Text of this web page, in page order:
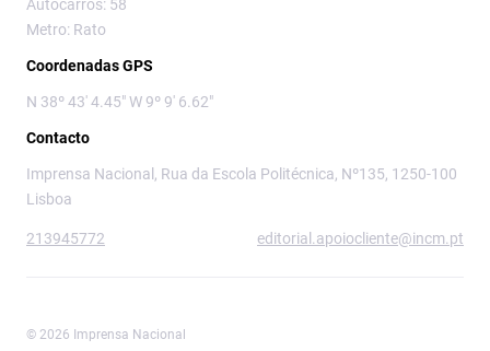
Autocarros: 58
Metro: Rato
Coordenadas GPS
N 38º 43' 4.45" W 9º 9' 6.62"
Contacto
Imprensa Nacional, Rua da Escola Politécnica, Nº135, 1250-100
Lisboa
213945772 editorial.apoiocliente@incm.pt
© 2026 Imprensa Nacional